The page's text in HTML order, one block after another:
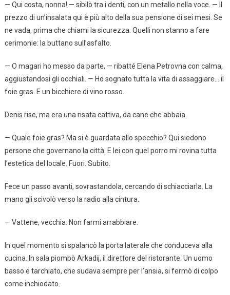
— Qui costa, nonna! — sibilò tra i denti, con un metallo nella voce. — Il
prezzo di un’insalata qui è più alto della sua pensione di sei mesi. Se
ne vada, prima che chiami la sicurezza. Quelli non stanno a fare
cerimonie: la buttano sull’asfalto.
— O magari ho messo da parte, — ribatté Elena Petrovna con calma,
aggiustandosi gli occhiali. — Ho sognato tutta la vita di assaggiare… il
foie gras. E un bicchiere di vino rosso.
Denis rise, ma era una risata cattiva, da cane che abbaia.
— Quale foie gras? Ma si è guardata allo specchio? Qui siedono
persone che governano la città. E lei con quel porro mi rovina tutta
l’estetica del locale. Fuori. Subito.
Fece un passo avanti, sovrastandola, cercando di schiacciarla. La
mano gli scivolò verso la radio alla cintura.
— Vattene, vecchia. Non farmi arrabbiare.
In quel momento si spalancò la porta laterale che conduceva alla
cucina. In sala piombò Arkadij, il direttore del ristorante. Un uomo
basso e tarchiato, che sudava sempre per l’ansia, si fermò di colpo
come inchiodato.